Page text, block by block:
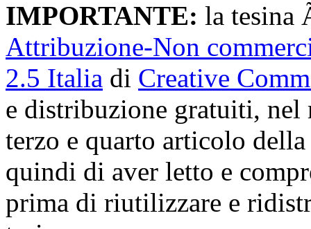
IMPORTANTE: la tesina
Attribuzione-Non
2.5 Italia di Creative
e distribuzione gratuiti, nel
terzo e quarto articolo
quindi di aver letto e
prima di riutilizzare e